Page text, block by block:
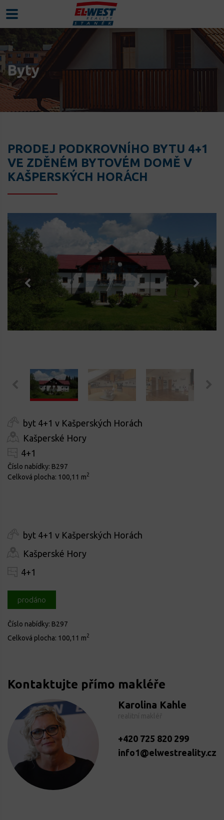
Byty
PRODEJ PODKROVNÍHO BYTU 4+1
VE ZDĚNÉM BYTOVÉM DOMĚ V
KAŠPERSKÝCH HORÁCH
byt 4+1 v Kašperských Horách
Kašperské Hory
4+1
Číslo nabídky: B297
Celková plocha: 100,11 m2
byt 4+1 v Kašperských Horách
Kašperské Hory
4+1
prodáno
Číslo nabídky: B297
Celková plocha: 100,11 m2
Kontaktujte přímo makléře
Karolina Kahle
+420 725 820 299
info1@elwestreality.cz